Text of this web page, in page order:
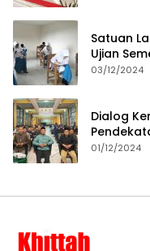
Satuan
Ujian
Proses
03/12/2024
Dialog
01/12/2024